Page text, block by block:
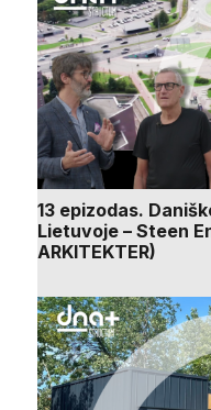
13 epizodas.
Lietuvoje – Steen
ARKITEKTER)